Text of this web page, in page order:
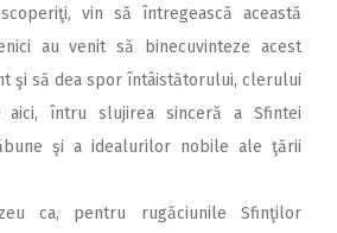
vin să întregească această
au venit să binecuvinteze acest
şi să dea spor întâistătorului, clerului
aici, întru slujirea sinceră a Sfintei
şi a idealurilor nobile ale ţării
ca, pentru rugăciunile Sfinţilor